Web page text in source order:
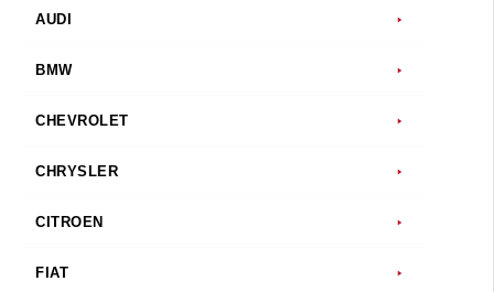
AUDI
BMW
CHEVROLET
CHRYSLER
CITROEN
FIAT